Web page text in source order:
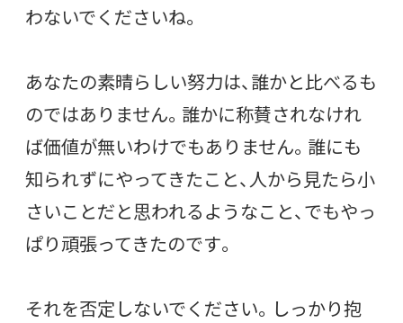
わないでくださいね。
あなたの素晴らしい努力は、誰かと比べるも
のではありません。誰かに称賛されなけれ
ば価値が無いわけでもありません。誰にも
知られずにやってきたこと、人から見たら小
さいことだと思われるようなこと、でもやっ
ぱり頑張ってきたのです。
それを否定しないでください。しっかり抱